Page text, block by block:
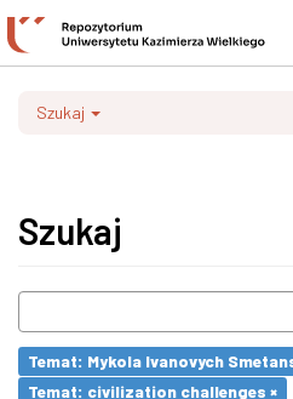
Szukaj
Szukaj
Temat: Mykola Ivanovych
Temat: civilization challenges ×